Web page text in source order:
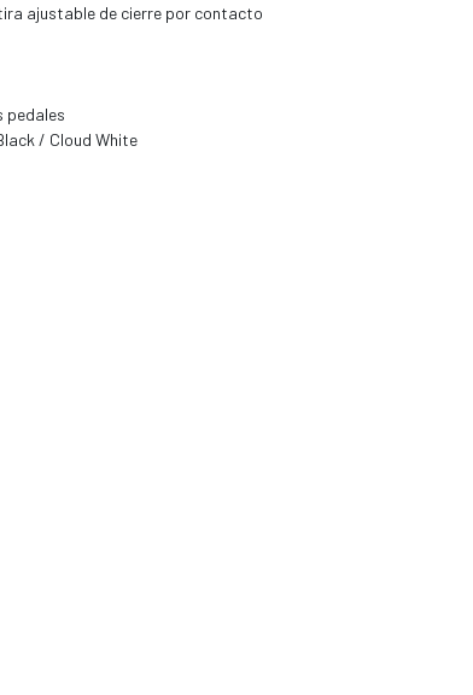
ajustable de cierre por contacto
pedales
/ Cloud White